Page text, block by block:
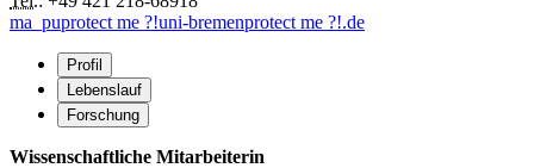
ma_puprotect me ?!uni-bremenprotect me ?!.de
Profil
Lebenslauf
Forschung
Wissenschaftliche Mitarbeiterin